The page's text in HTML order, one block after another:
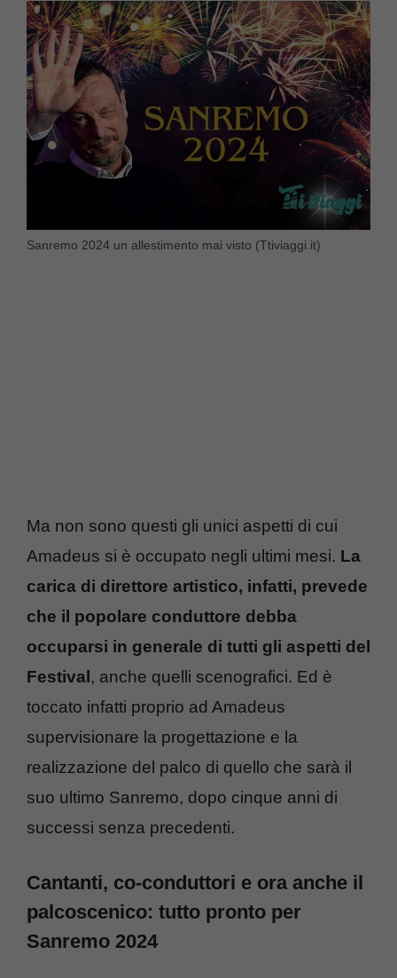
Sanremo 2024 un allestimento mai visto (Ttiviaggi.it)
Ma non sono questi gli unici aspetti di cui
Amadeus si è occupato negli ultimi mesi. La
carica di direttore artistico, infatti, prevede
che il popolare conduttore debba
occuparsi in generale di tutti gli aspetti del
Festival, anche quelli scenografici. Ed è
toccato infatti proprio ad Amadeus
supervisionare la progettazione e la
realizzazione del palco di quello che sarà il
suo ultimo Sanremo, dopo cinque anni di
successi senza precedenti.
Cantanti, co-conduttori e ora anche il
palcoscenico: tutto pronto per
Sanremo 2024